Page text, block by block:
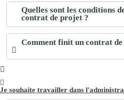
Quelles sont les conditions
contrat de projet ?
Comment finit un contrat
Je souhaite travailler dans